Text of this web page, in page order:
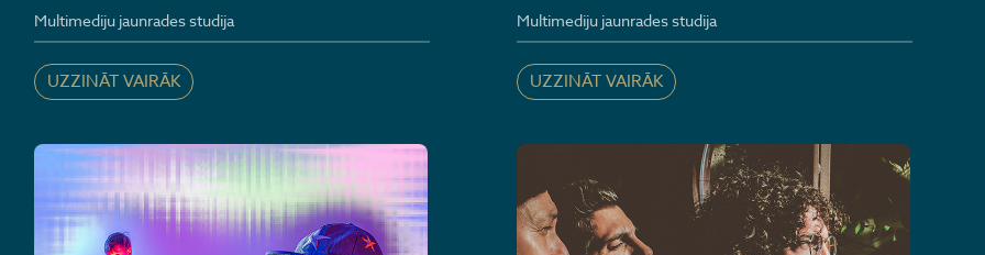
Multimediju jaunrades studija
UZZINĀT VAIRĀK
Multimediju jaunrades studija
UZZINĀT VAIRĀK